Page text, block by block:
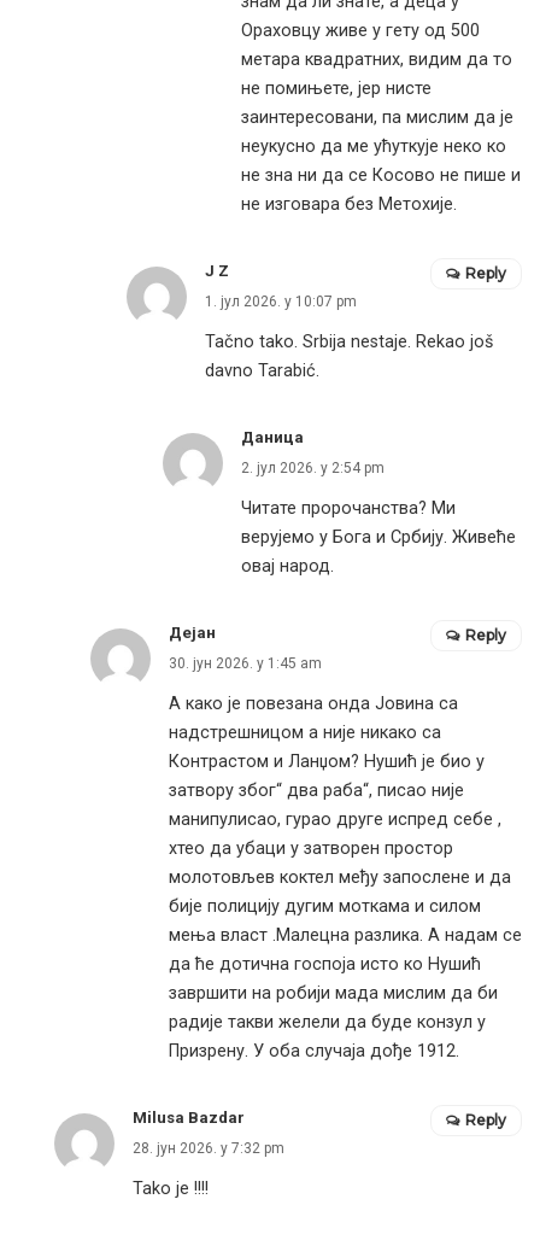
Ораховцу живе у гету од 500
метара квадратних, видим да то
не помињете, јер нисте
заинтересовани, па мислим да је
неукусно да ме ућуткује неко ко
не зна ни да се Косово не пише и
не изговара без Метохије.
J Z
1. јул 2026. у 10:07 pm
Tačno tako. Srbija nestaje. Rekao još
davno Tarabić.
Reply
Даница
2. јул 2026. у 2:54 pm
Читате пророчанства? Ми
верујемо у Бога и Србију. Живеће
овај народ.
Дејан
30. јун 2026. у 1:45 am
А како је повезана онда Јовина са
надстрешницом а није никако са
Контрастом и Ланџом? Нушић је био у
затвору због“ два раба“, писао није
манипулисао, гурао друге испред себе ,
хтео да убаци у затворен простор
молотовљев коктел међу запослене и да
бије полицију дугим моткама и силом
мења власт .Малецна разлика. А надам се
да ће дотична госпоја исто ко Нушић
завршити на робији мада мислим да би
радије такви желели да буде конзул у
Призрену. У оба случаја дође 1912.
Reply
Milusa Bazdar
28. јун 2026. у 7:32 pm
Tako je !!!!
Reply